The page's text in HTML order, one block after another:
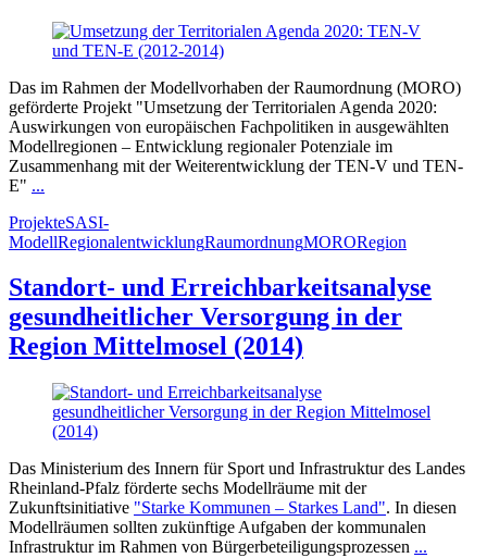
Das im Rahmen der Modellvorhaben der Raumordnung (MORO)
geförderte Projekt "Umsetzung der Territorialen Agenda 2020:
Auswirkungen von europäischen Fachpolitiken in ausgewählten
Modellregionen – Entwicklung regionaler Potenziale im
Zusammenhang mit der Weiterentwicklung der TEN-V und TEN-
E" ...
ProjekteSASI-
ModellRegionalentwicklungRaumordnungMORORegion
Standort- und Erreichbarkeitsanalyse
gesundheitlicher Versorgung in der
Region Mittelmosel (2014)
Das Ministerium des Innern für Sport und Infrastruktur des Landes
Rheinland-Pfalz förderte sechs Modellräume mit der
Zukunftsinitiative "Starke Kommunen – Starkes Land". In diesen
Modellräumen sollten zukünftige Aufgaben der kommunalen
Infrastruktur im Rahmen von Bürgerbeteiligungsprozessen ...